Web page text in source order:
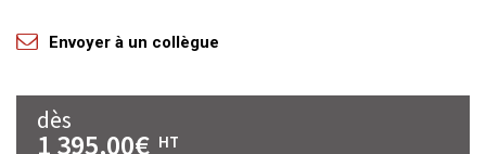
Envoyer à un collègue
dès
1 395,00€ HT